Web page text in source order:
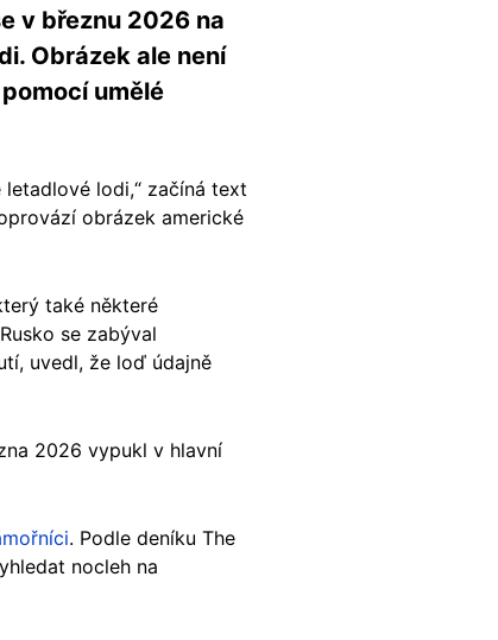
v březnu 2026 na
Obrázek ale není
umělé
letadlové lodi,“ začíná text
obrázek americké
také některé
se zabýval
uvedl, že loď údajně
2026 vypukl v hlavní
. Podle deníku The
nocleh na